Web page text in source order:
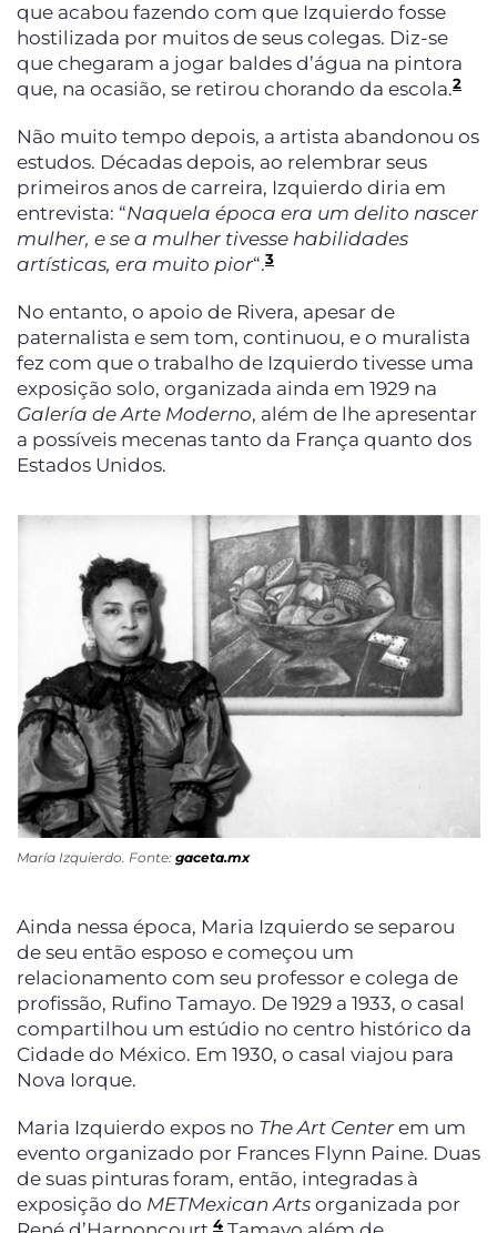
que acabou fazendo com que Izquierdo fosse
hostilizada por muitos de seus colegas. Diz-se
que chegaram a jogar baldes d’água na pintora
que, na ocasião, se retirou chorando da escola.2
Não muito tempo depois, a artista abandonou os
estudos. Décadas depois, ao relembrar seus
primeiros anos de carreira, Izquierdo diria em
entrevista: “Naquela época era um delito nascer
mulher, e se a mulher tivesse habilidades
artísticas, era muito pior“.3
No entanto, o apoio de Rivera, apesar de
paternalista e sem tom, continuou, e o muralista
fez com que o trabalho de Izquierdo tivesse uma
exposição solo, organizada ainda em 1929 na
Galería de Arte Moderno, além de lhe apresentar
a possíveis mecenas tanto da França quanto dos
Estados Unidos.
María Izquierdo. Fonte: gaceta.mx
Ainda nessa época, Maria Izquierdo se separou
de seu então esposo e começou um
relacionamento com seu professor e colega de
profissão, Rufino Tamayo. De 1929 a 1933, o casal
compartilhou um estúdio no centro histórico da
Cidade do México. Em 1930, o casal viajou para
Nova Iorque.
Maria Izquierdo expos no The Art Center em um
evento organizado por Frances Flynn Paine. Duas
de suas pinturas foram, então, integradas à
exposição do METMexican Arts organizada por
4